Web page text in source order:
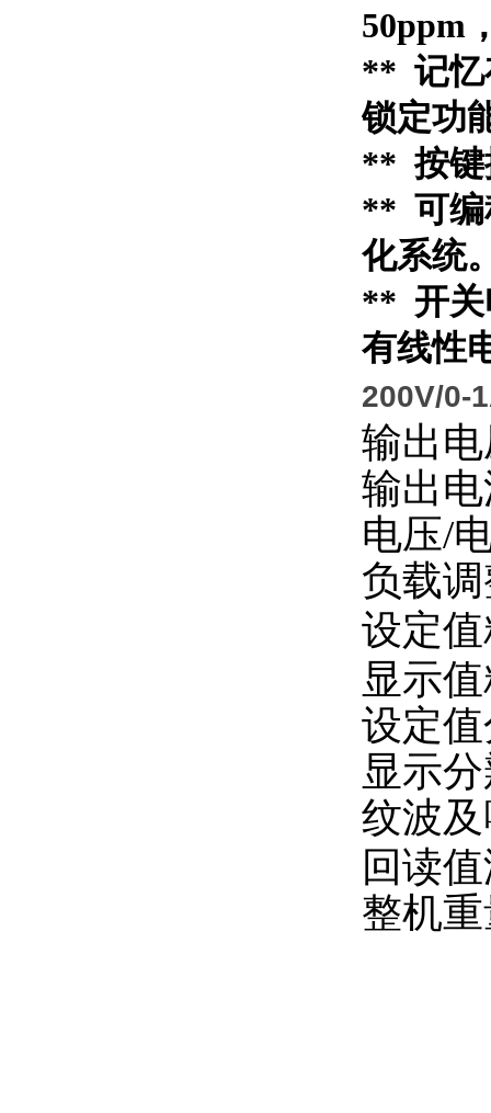
50ppm
** 记忆
锁定功
** 按键
** 可编
化系统
** 开关
有线性
200V/0-
输出
输出
电压/
负载
设定
显示
设定
显示
纹波
回读
整机